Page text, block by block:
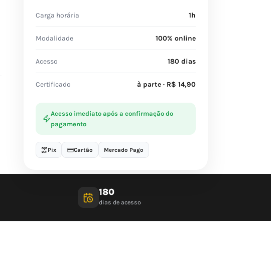
Carga horária 1h
Modalidade 100% online
Acesso 180 dias
Certificado à parte · R$ 14,90
Acesso imediato após a confirmação do
pagamento
Pix Cartão Mercado Pago
180
dias de acesso